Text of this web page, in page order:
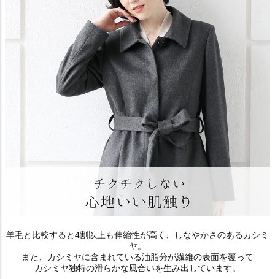
羊毛と比較すると4割以上も伸縮性が高く、しなやかさのあるカシミ
ヤ。
また、カシミヤに含まれている油脂分が繊維の表面を覆って
カシミヤ独特の滑らかな風合いを生み出しています。